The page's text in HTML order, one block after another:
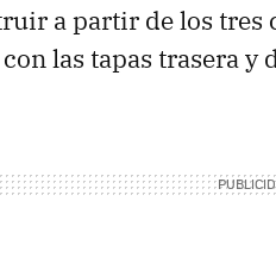
a partir de los tres
las tapas trasera y